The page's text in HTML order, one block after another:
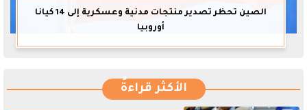
الصين تحظر تصدير منتجات مدنية وعسكرية إلى 14 كيانا
أوروبيا
الأكثر قراءةً